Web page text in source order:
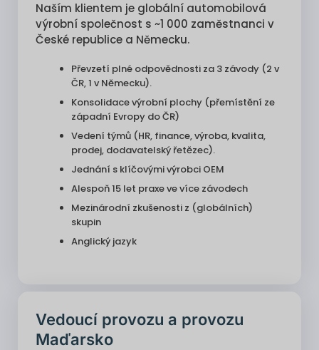
Naším klientem je globální automobilová
výrobní společnost s ~1 000 zaměstnanci v
České republice a Německu.
Převzetí plné odpovědnosti za 3 závody (2 v
ČR, 1 v Německu).
Konsolidace výrobní plochy (přemístění ze
západní Evropy do ČR)
Vedení týmů (HR, finance, výroba, kvalita,
prodej, dodavatelský řetězec).
Jednání s klíčovými výrobci OEM
Alespoň 15 let praxe ve více závodech
Mezinárodní zkušenosti z (globálních)
skupin
Anglický jazyk
Vedoucí provozu a provozu
Maďarsko